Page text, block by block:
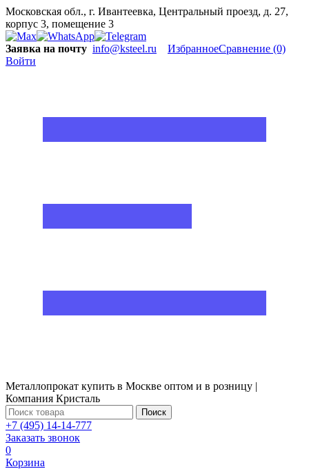
Московская обл., г. Ивантеевка, Центральный проезд, д. 27,
корпус 3, помещение 3
Заявка на почту info@ksteel.ru ИзбранноеСравнение (0)
Войти
Металлопрокат купить в Москве оптом и в розницу |
Компания Кристаль
Поиск
+7 (495) 14-14-777
Заказать звонок
0
Корзина